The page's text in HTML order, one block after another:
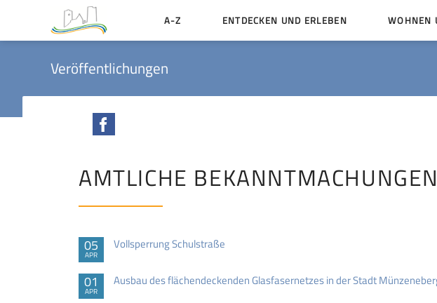
A-Z ENTDECKEN UND ERLEBEN WOHNEN
Veröffentlichungen
AMTLICHE BEKANNTMACHUNGEN
05
APR
Vollsperrung Schulstraße
01
APR
Ausbau des flächendeckenden Glasfasernetzes in der Stadt